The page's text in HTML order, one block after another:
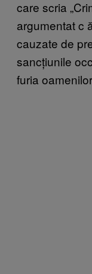
care scria
argumentat c
cauzate de
sancțiunile
furia